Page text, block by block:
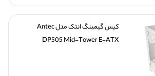
DP505 Mid-Tower E-ATX